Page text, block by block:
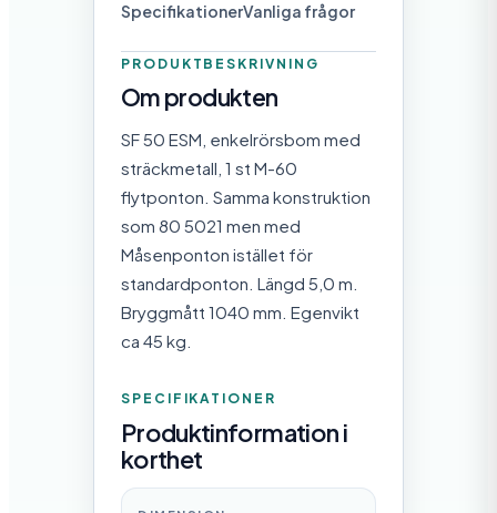
SpecifikationerVanliga frågor
PRODUKTBESKRIVNING
Om produkten
SF 50 ESM, enkelrörsbom med
sträckmetall, 1 st M-60
flytponton. Samma konstruktion
som 80 5021 men med
Måsenponton istället för
standardponton. Längd 5,0 m.
Bryggmått 1040 mm. Egenvikt
ca 45 kg.
SPECIFIKATIONER
Produktinformation i
korthet